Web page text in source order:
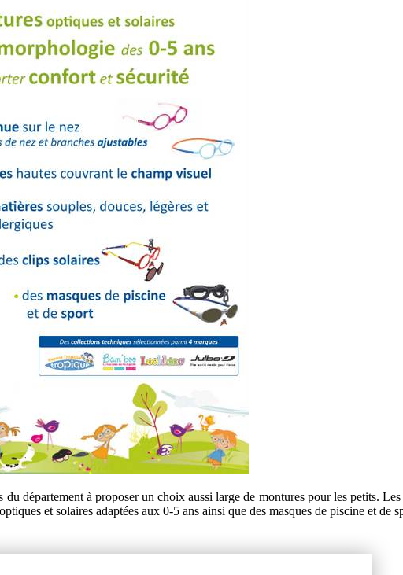
du département à proposer un choix aussi large de montures pour les petits.
et solaires adaptées aux 0-5 ans ainsi que des masques de piscine et de